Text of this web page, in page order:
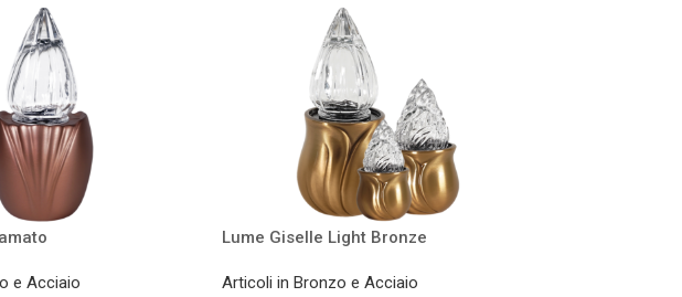
e Acciaio
Lume Giselle Light Bronze
Articoli in Bronzo e Acciaio